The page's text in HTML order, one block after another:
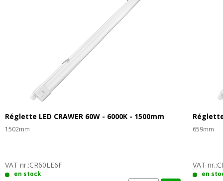
Réglette LED CRAWER 60W - 6000K - 1500mm
1502mm
VAT nr.:CR60LE6F
en stock
Réglette
659mm
VAT nr.:
en